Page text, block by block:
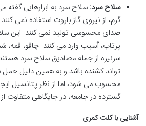
سلاح سرد: سلاح سرد به ابزارهایی
گرم، از نیروی گاز باروت استفاده نمی
صدای محسوسی تولید نمی کنند. این
پرتاب، آسیب وارد می کنند. چاقو، قمه،
سرنیزه از جمله مصادیق سلاح سرد
تواند کشنده باشد و به همین دلیل حمل
محسوب می شود، اما از نظر پتانسیل
گسترده در جامعه، در جایگاهی متفاوت از
آشنایی با کلت کمری